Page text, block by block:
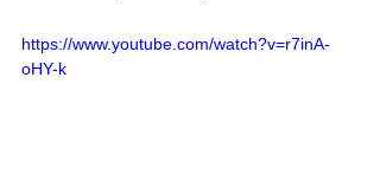
https://www.youtube.com/watch?v=r7inA-
oHY-k